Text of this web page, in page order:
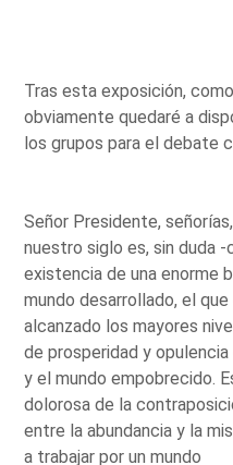
Tras esta exposición,
obviamente quedaré a
los grupos para el debate
Señor Presidente,
nuestro siglo es, sin duda
existencia de una enorme
mundo desarrollado, el
alcanzado los mayores
de prosperidad y
y el mundo empobrecido.
dolorosa de la
entre la abundancia y la
a trabajar por un mundo